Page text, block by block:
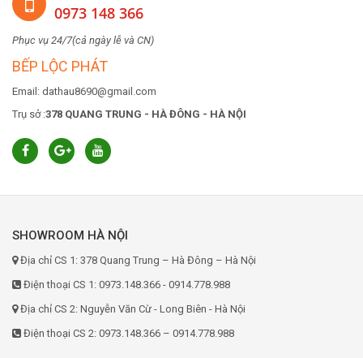
0973 148 366
Phục vụ 24/7(cả ngày lễ và CN)
BẾP LỘC PHÁT
Email: dathau8690@gmail.com
Trụ sở :378 QUANG TRUNG - HÀ ĐÔNG - HÀ NỘI
SHOWROOM HÀ NỘI
Địa chỉ CS 1: 378 Quang Trung – Hà Đông – Hà Nội
Điện thoại CS 1: 0973.148.366 - 0914.778.988
Địa chỉ CS 2: Nguyễn Văn Cừ - Long Biên - Hà Nội
Điện thoại CS 2: 0973.148.366 – 0914.778.988